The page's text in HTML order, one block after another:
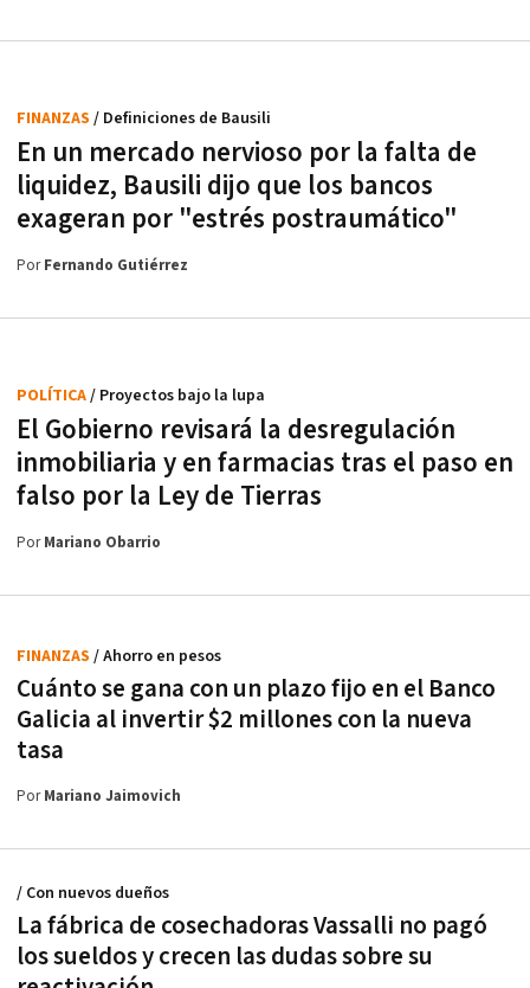
En un mercado nervioso por la falta de
liquidez, Bausili dijo que los bancos
exageran por "estrés postraumático"
FINANZAS / Definiciones de Bausili
PorFernando Gutiérrez
El Gobierno revisará la desregulación
inmobiliaria y en farmacias tras el paso en
falso por la Ley de Tierras
POLÍTICA/ Proyectos bajo la lupa
PorMariano Obarrio
Cuánto se gana con un plazo fijo en el Banco
Galicia al invertir $2 millones con la nueva
tasa
FINANZAS / Ahorro en pesos
PorMariano Jaimovich
La fábrica de cosechadoras Vassalli no pagó
los sueldos y crecen las dudas sobre su
/ Con nuevos dueños